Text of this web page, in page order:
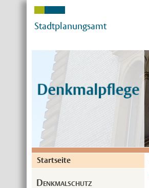
Stadtplanungsamt
Startseite
Denkmalschutz